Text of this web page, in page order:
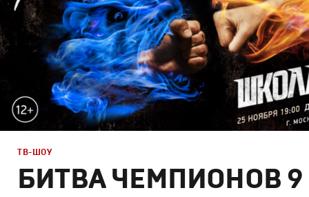
БИТВА ЧЕМПИОНОВ 9
ТВ-ШОУ